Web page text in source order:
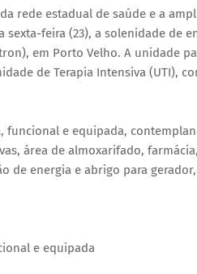
rede estadual de saúde e a
feira (23), a solenidade de
em Porto Velho. A unidade
de Terapia Intensiva (UTI),
funcional e equipada,
área de almoxarifado,
de energia e abrigo para
e equipada